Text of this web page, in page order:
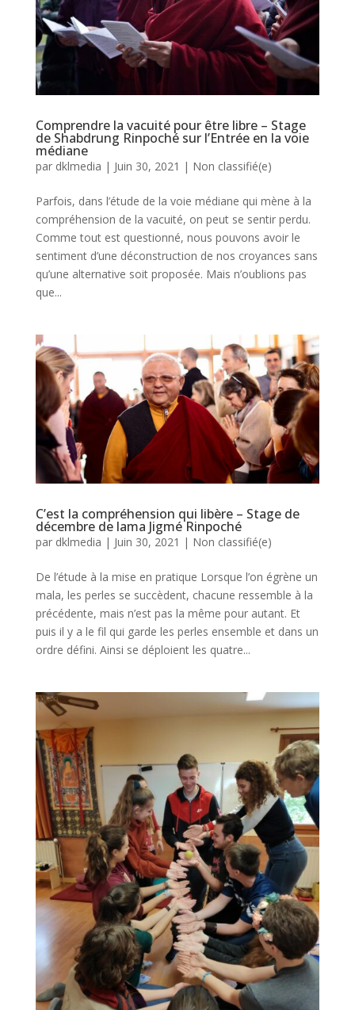
Comprendre la vacuité pour être libre – Stage
de Shabdrung Rinpoché sur l’Entrée en la voie
médiane
par dklmedia | Juin 30, 2021 | Non classifié(e)
Parfois, dans l’étude de la voie médiane qui mène à la
compréhension de la vacuité, on peut se sentir perdu.
Comme tout est questionné, nous pouvons avoir le
sentiment d’une déconstruction de nos croyances sans
qu’une alternative soit proposée. Mais n’oublions pas
que...
C’est la compréhension qui libère – Stage de
décembre de lama Jigmé Rinpoché
par dklmedia | Juin 30, 2021 | Non classifié(e)
De l’étude à la mise en pratique Lorsque l’on égrène un
mala, les perles se succèdent, chacune ressemble à la
précédente, mais n’est pas la même pour autant. Et
puis il y a le fil qui garde les perles ensemble et dans un
ordre défini. Ainsi se déploient les quatre...